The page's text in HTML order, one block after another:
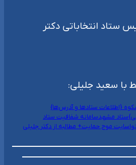
انتخاباتی دکتر
با سعید جلیلی:
{اطلاعات ستادها و آدرس‌ها}
ستاد مشهدسامانه شفافیت ستاد
سایت موج حمایت+ مطالبه از دکتر جلیلی